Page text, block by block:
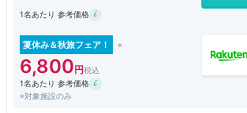
1名あたり 参考価格
夏休み＆秋旅フェア！
6,800
1名あたり 参考価格
※対象施設のみ